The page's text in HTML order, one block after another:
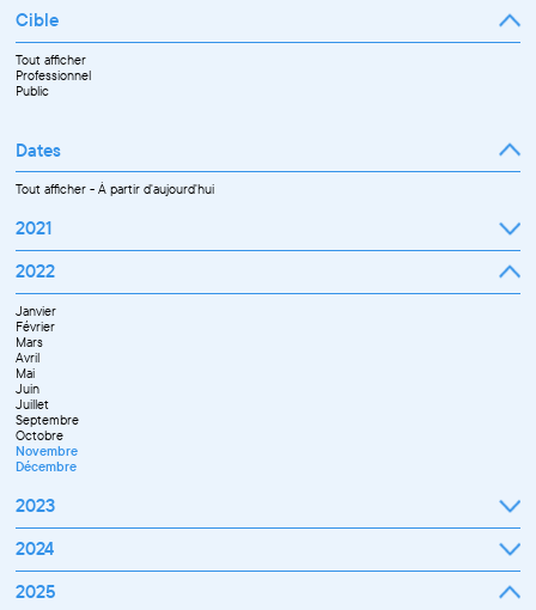
Cible
Tout afficher
Professionnel
Public
Dates
Tout afficher-À partir d'aujourd'hui
2021
Septembre
Novembre
Décembre
2022
Janvier
Février
Mars
Avril
Mai
Juin
Juillet
Septembre
Octobre
Novembre
Décembre
2023
Janvier
Mars
Avril
2024
Janvier
2025